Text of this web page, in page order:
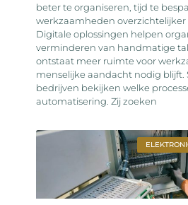
beter te organiseren, tijd te
werkzaamheden overzichtelijker
Digitale oplossingen helpen
verminderen van handmatige
ontstaat meer ruimte voor
menselijke aandacht nodig blijft.
bedrijven bekijken welke
automatisering. Zij zoeken